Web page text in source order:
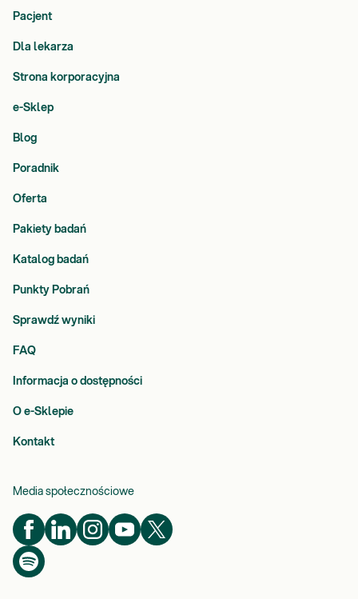
Pacjent
Dla lekarza
Strona korporacyjna
e-Sklep
Blog
Poradnik
Oferta
Pakiety badań
Katalog badań
Punkty Pobrań
Sprawdź wyniki
FAQ
Informacja o dostępności
O e-Sklepie
Kontakt
Media społecznościowe